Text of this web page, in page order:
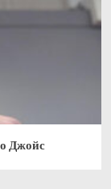
Джойс